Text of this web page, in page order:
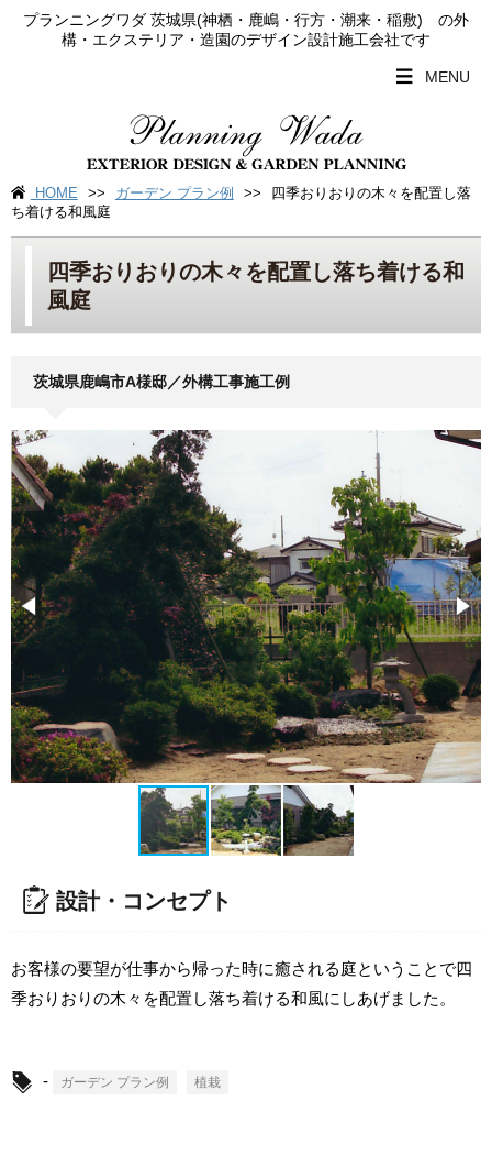
プランニングワダ 茨城県(神栖・鹿嶋・行方・潮来・稲敷) の外
構・エクステリア・造園のデザイン設計施工会社です
MENU
HOME >> ガーデン プラン例 >>
四季おりおりの木々を配置し落
ち着ける和風庭
四季おりおりの木々を配置し落ち着ける和
風庭
茨城県鹿嶋市A様邸／外構工事施工例
設計・コンセプト
お客様の要望が仕事から帰った時に癒される庭ということで四
季おりおりの木々を配置し落ち着ける和風にしあげました。
- ガーデン プラン例 植栽